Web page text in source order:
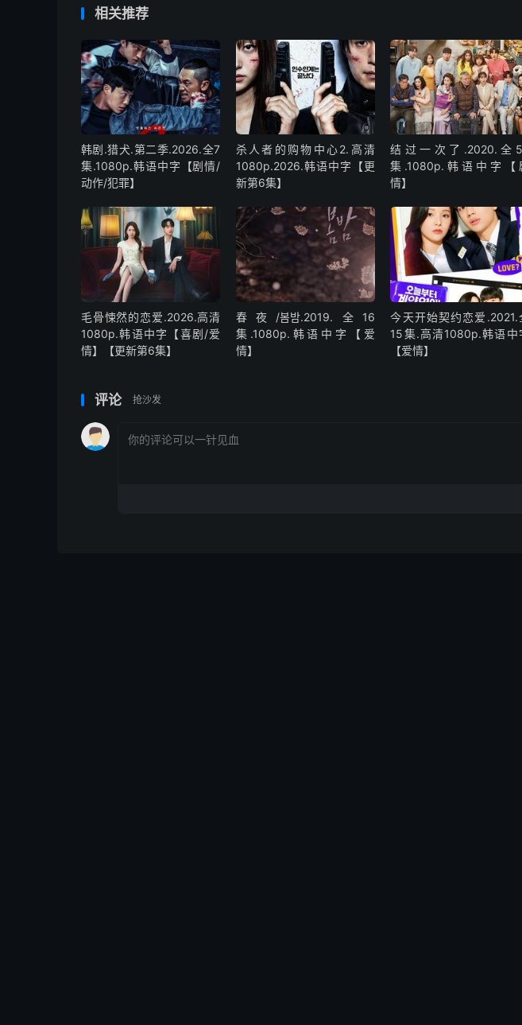
相关推荐
韩剧.猎犬.第二季.2026.全7
集.1080p.韩语中字【剧情/
动作/犯罪】
杀人者的购物中心2.高清
1080p.2026.韩语中字【更
新第6集】
结过一次了.2020.全
集.1080p.韩语中字【
情】
毛骨悚然的恋爱.2026.高清
1080p.韩语中字【喜剧/爱
情】【更新第6集】
春夜/봄밤‎.2019.全16
集.1080p.韩语中字【爱
情】
今天开始契约恋爱.2021.
15集.高清1080p.韩语中
【爱情】
评论 抢沙发